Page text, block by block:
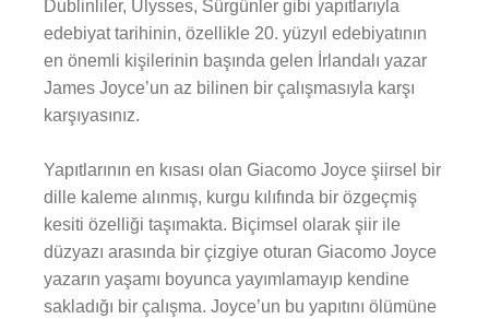
Dublinliler, Ulysses, Sürgünler gibi yapıtlarıyla
edebiyat tarihinin, özellikle 20. yüzyıl edebiyatının
en önemli kişilerinin başında gelen İrlandalı yazar
James Joyce’un az bilinen bir çalışmasıyla karşı
karşıyasınız.
Yapıtlarının en kısası olan Giacomo Joyce şiirsel bir
dille kaleme alınmış, kurgu kılıfında bir özgeçmiş
kesiti özelliği taşımakta. Biçimsel olarak şiir ile
düzyazı arasında bir çizgiye oturan Giacomo Joyce
yazarın yaşamı boyunca yayımlamayıp kendine
sakladığı bir çalışma. Joyce’un bu yapıtını ölümüne